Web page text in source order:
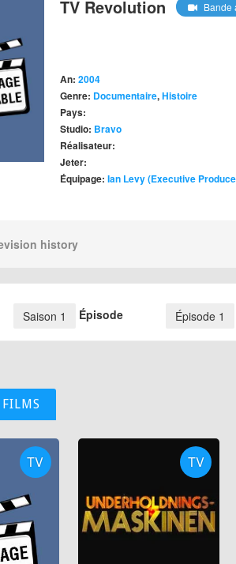
TV Revolution Bande
An: 2004
Genre: Documentaire,Histoire
Pays:
Studio: Bravo
Réalisateur:
Jeter:
Équipage: Ian Levy (Executive
history
Saison 1 Épisode Épisode 1
TV TV